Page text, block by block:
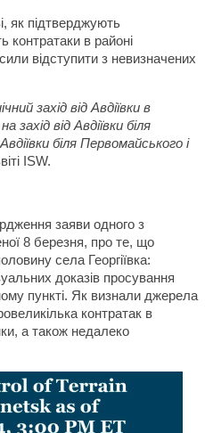
як підтверджують
контратаки в районі
відступити з невизначених
захід від Авдіївки в
захід від Авдіївки біля
біля Первомайського і
ISW.
заяви одного з
8 березня, про те, що
села Георгіївка:
доказів просування
пункті. Як визнали джерела
контратак в
а також недалеко